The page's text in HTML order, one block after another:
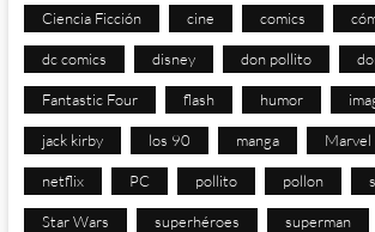
Ciencia Ficción cine comics
dc comics disney don pollito
Fantastic Four flash humor
jack kirby los 90 manga Marvel
netflix PC pollito pollon
Star Wars superhéroes superman